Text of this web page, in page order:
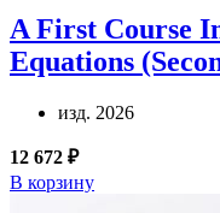
A First Course
Equations
изд. 2026
12 672 ₽
В корзину